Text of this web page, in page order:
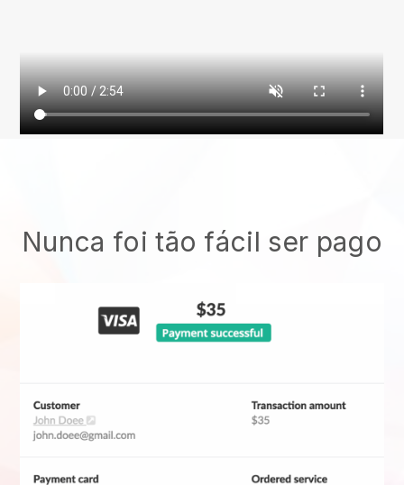
Nunca foi tão fácil ser pago